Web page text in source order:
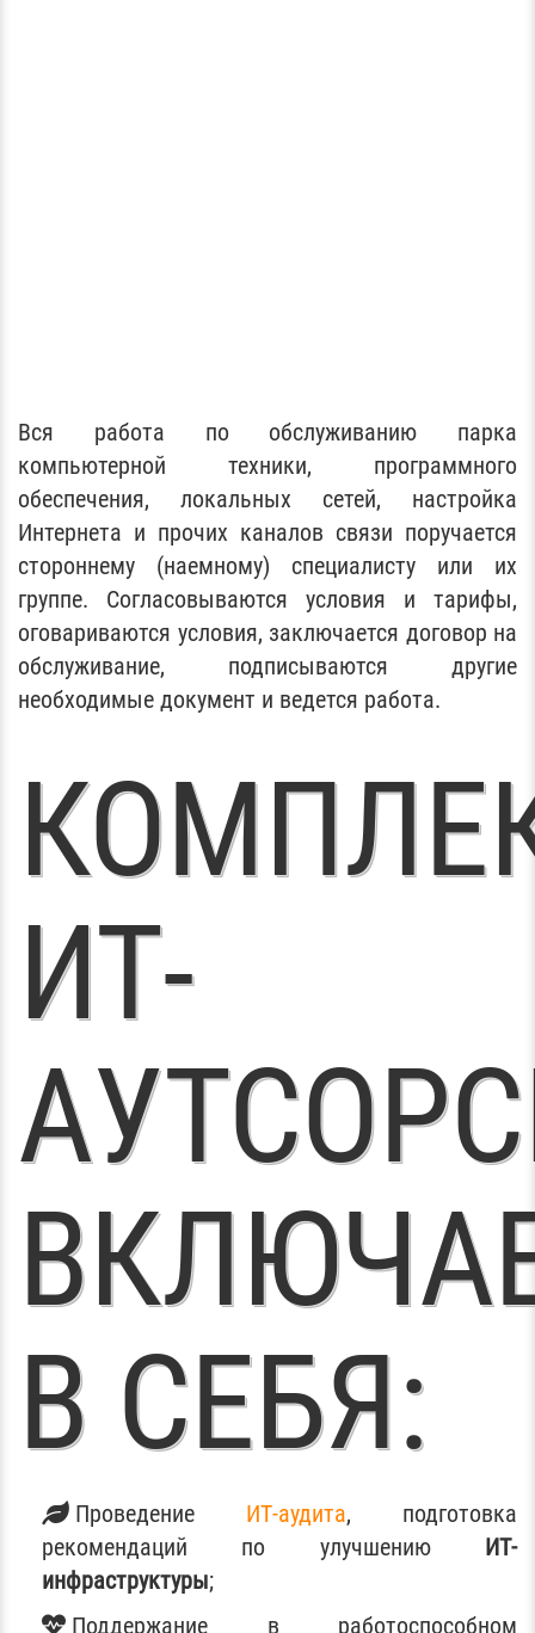
Вся работа по обслуживанию парка
компьютерной техники, программного
обеспечения, локальных сетей, настройка
Интернета и прочих каналов связи поручается
стороннему (наемному) специалисту или их
группе. Согласовываются условия и тарифы,
оговариваются условия, заключается договор на
обслуживание, подписываются другие
необходимые документ и ведется работа.
ИТ-
В СЕБЯ:
Проведение ИТ-аудита, подготовка
рекомендаций по улучшению ИТ-
инфраструктуры;
Поддержание в работоспособном